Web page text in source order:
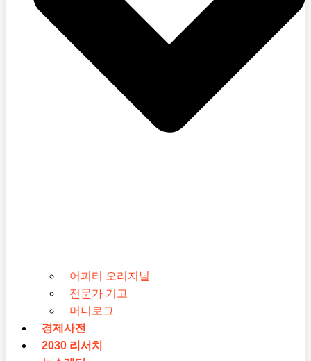
어피티 오리지널
전문가 기고
머니로그
경제사전
2030 리서치